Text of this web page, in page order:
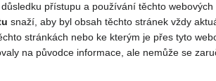
přístupu a používání těchto
snaží, aby byl obsah těchto stránek vždy
stránkách nebo ke kterým je přes tyto
na původce informace, ale nemůže se